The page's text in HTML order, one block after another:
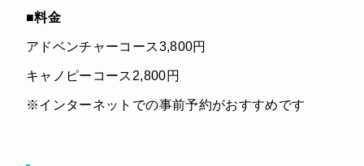
■料金
アドベンチャーコース3,800円
キャノピーコース2,800円
※インターネットでの事前予約がおすすめです